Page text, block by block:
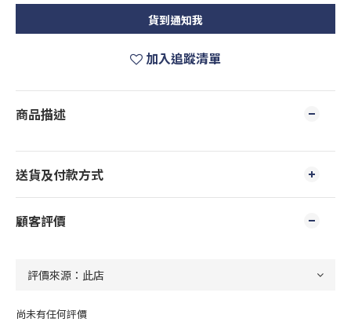
貨到通知我
加入追蹤清單
商品描述
送貨及付款方式
顧客評價
尚未有任何評價